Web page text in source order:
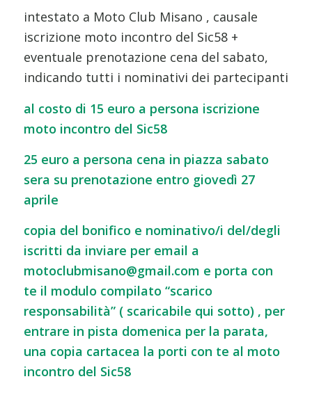
intestato a Moto Club Misano , causale
iscrizione moto incontro del Sic58 +
eventuale prenotazione cena del sabato,
indicando tutti i nominativi dei partecipanti
al costo di 15 euro a persona iscrizione
moto incontro del Sic58
25 euro a persona cena in piazza sabato
sera su prenotazione entro giovedì 27
aprile
copia del bonifico e nominativo/i del/degli
iscritti da inviare per email a
motoclubmisano@gmail.com e porta con
te il modulo compilato “scarico
responsabilità” ( scaricabile qui sotto) , per
entrare in pista domenica per la parata,
una copia cartacea la porti con te al moto
incontro del Sic58